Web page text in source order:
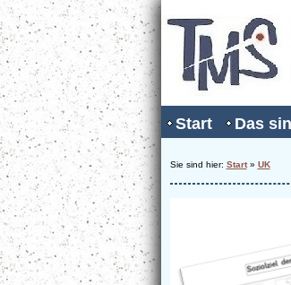
Start Das
Sie sind hier: Start» UK